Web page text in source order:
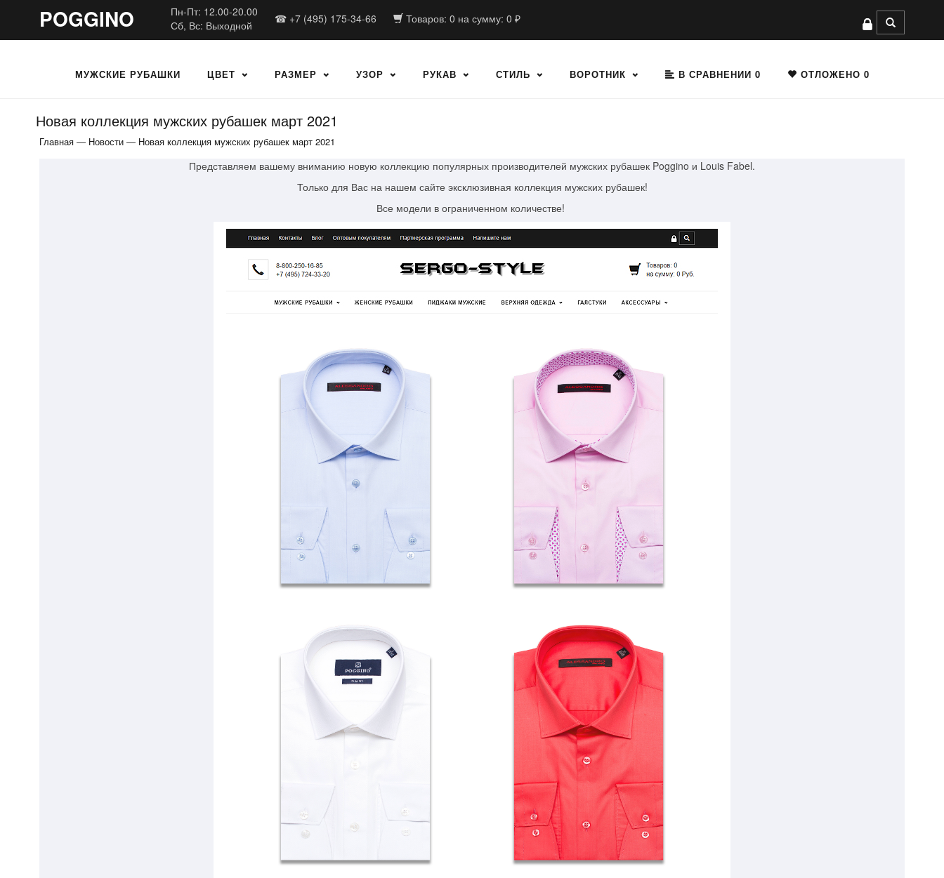
POGGINO
Пн-Пт: 12.00-20.00
Сб, Вс: Выходной
☎ +7 (495) 175-34-66 Товаров: 0 на сумму: 0 ₽
МУЖСКИЕ РУБАШКИ ЦВЕТ РАЗМЕР УЗОР РУКАВ СТИЛЬ ВОРОТНИК В СРАВНЕНИИ 0 ОТЛОЖЕНО 0
Новая коллекция мужских рубашек март 2021
Главная — Новости — Новая коллекция мужских рубашек март 2021
Представляем вашему вниманию новую коллекцию популярных производителей мужских рубашек Poggino и Louis Fabel.
Только для Вас на нашем сайте эксклюзивная коллекция мужских рубашек!
Все модели в ограниченном количестве!